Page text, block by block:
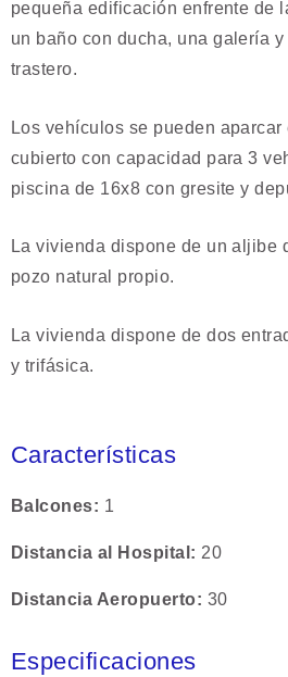
pequeña edificación enfrente de
un baño con ducha, una galería
trastero.
Los vehículos se pueden
cubierto con capacidad para 3
piscina de 16x8 con gresite y
La vivienda dispone de un aljibe
pozo natural propio.
La vivienda dispone de dos
y trifásica.
Características
Balcones 1
Distancia al Hospital 20
Distancia Aeropuerto 30
Especificaciones